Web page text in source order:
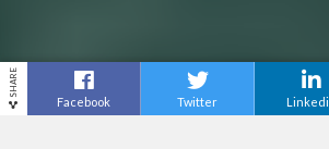
SHARE
Facebook Twitter